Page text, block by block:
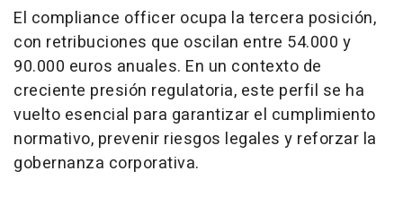
El compliance officer ocupa la tercera posición,
con retribuciones que oscilan entre 54.000 y
90.000 euros anuales. En un contexto de
creciente presión regulatoria, este perfil se ha
vuelto esencial para garantizar el cumplimiento
normativo, prevenir riesgos legales y reforzar la
gobernanza corporativa.